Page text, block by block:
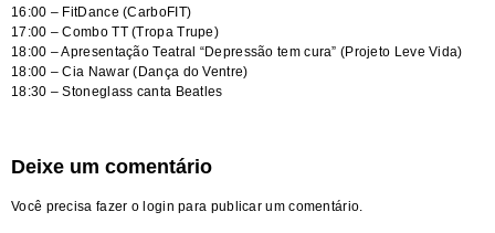
16:00 – FitDance (CarboFIT)
17:00 – Combo TT (Tropa Trupe)
18:00 – Apresentação Teatral “Depressão tem cura” (Projeto Leve Vida)
18:00 – Cia Nawar (Dança do Ventre)
18:30 – Stoneglass canta Beatles
Deixe um comentário
Você precisa fazer o login para publicar um comentário.